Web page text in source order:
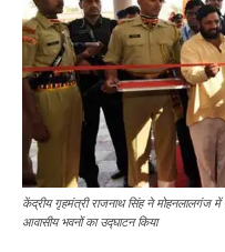
केंद्रीय गृहमंत्री राजनाथ सिंह ने मोहनलालगंज में
आवासीय भवनों का उद्घाटन किया